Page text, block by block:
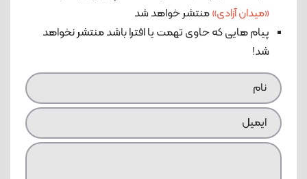
«میدان آزادی»منتشر خواهد شد
پیام هایی که حاوی تهمت یا افترا باشد منتشر نخواهد
شد!